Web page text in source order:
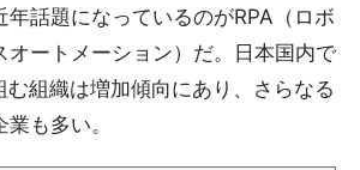
年話題になっているのがRPA（ロボ
オートメーション）だ。日本国内で
む組織は増加傾向にあり、さらなる
も多い。